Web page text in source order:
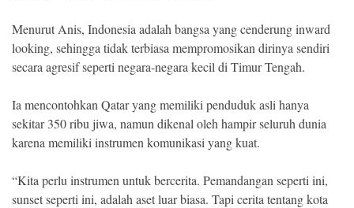
Menurut Anis, Indonesia adalah bangsa yang cenderung inward
looking, sehingga tidak terbiasa mempromosikan dirinya sendiri
secara agresif seperti negara-negara kecil di Timur Tengah.
Ia mencontohkan Qatar yang memiliki penduduk asli hanya
sekitar 350 ribu jiwa, namun dikenal oleh hampir seluruh dunia
karena memiliki instrumen komunikasi yang kuat.
“Kita perlu instrumen untuk bercerita. Pemandangan seperti ini,
sunset seperti ini, adalah aset luar biasa. Tapi cerita tentang kota